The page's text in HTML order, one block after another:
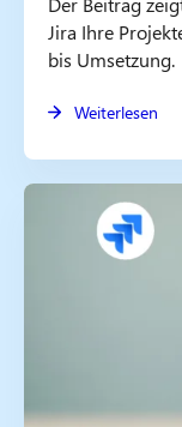
Jira Ihre
bis Umsetzung.
Weiterlesen